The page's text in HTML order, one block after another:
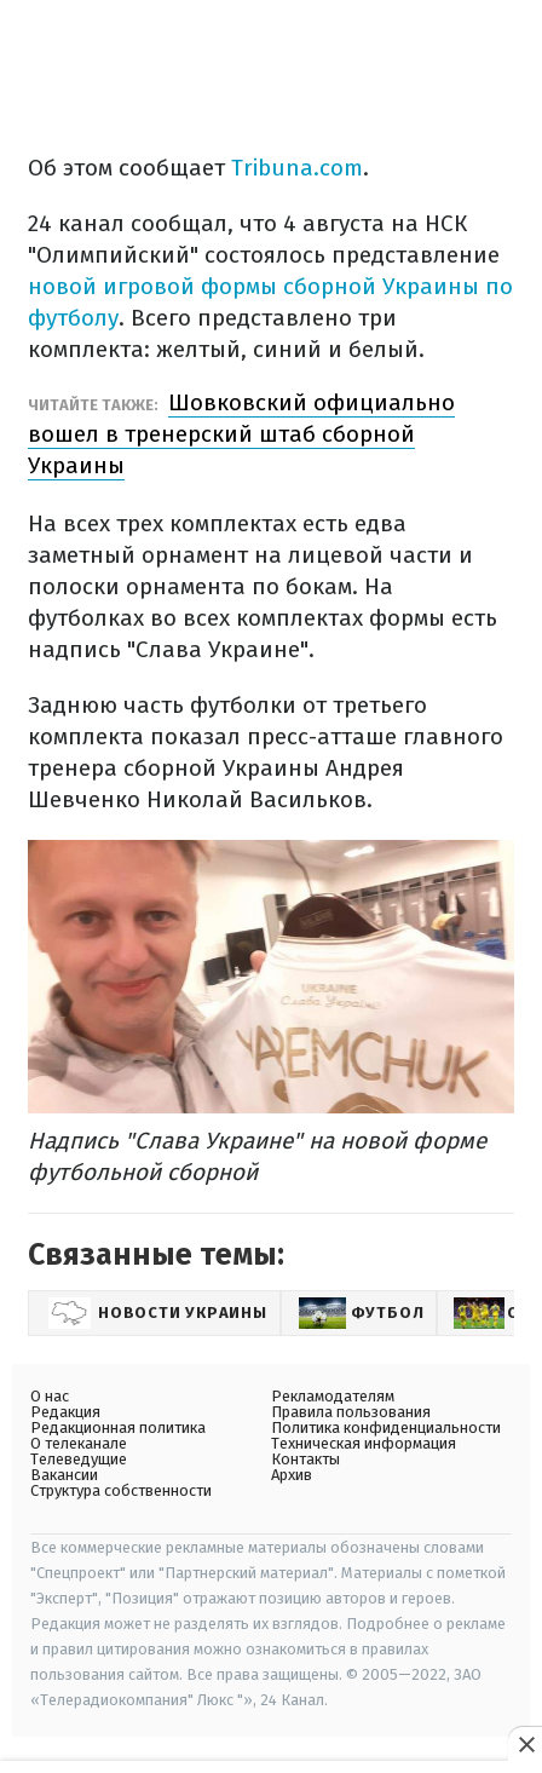
Об этом сообщаетTribuna.com.
24 канал сообщал, что 4 августа на НСК
"Олимпийский" состоялось представление
новой игровой формы сборной Украины по
футболу. Всего представлено три
комплекта: желтый, синий и белый.
ЧИТАЙТЕ ТАКЖЕ:
Шовковский официально
вошел в тренерский штаб сборной
Украины
На всех трех комплектах есть едва
заметный орнамент на лицевой части и
полоски орнамента по бокам. На
футболках во всех комплектах формы есть
надпись "Слава Украине".
Заднюю часть футболки от третьего
комплекта показал пресс-атташе главного
тренера сборной Украины Андрея
Шевченко Николай Васильков.
Надпись "Слава Украине" на новой форме
футбольной сборной
Связанные темы:
НОВОСТИ УКРАИНЫ ФУТБОЛ
О нас
Редакция
Редакционная политика
О телеканале
Телеведущие
Вакансии
Структура собственности
Рекламодателям
Правила пользования
Политика конфиденциальности
Техническая информация
Контакты
Архив
Все коммерческие рекламные материалы обозначены словами
"Спецпроект" или "Партнерский материал". Материалы с пометкой
"Эксперт", "Позиция" отражают позицию авторов и героев.
Редакция может не разделять их взглядов. Подробнее о рекламе
и правил цитирования можно ознакомиться в правилах
пользования сайтом. Все права защищены. © 2005—2022, ЗАО
«Телерадиокомпания" Люкс "», 24 Канал.